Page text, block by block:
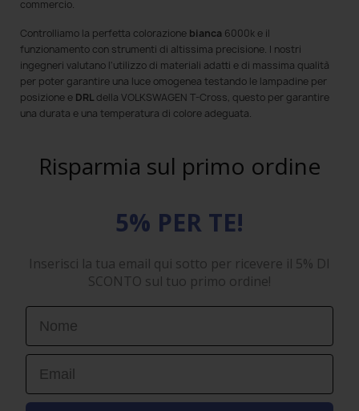
commercio.
Controlliamo la perfetta colorazione bianca 6000k e il
funzionamento con strumenti di altissima precisione. I nostri
ingegneri valutano l'utilizzo di materiali adatti e di massima qualità
per poter garantire una luce omogenea testando le lampadine per
posizione e DRL della VOLKSWAGEN T-Cross, questo per garantire
una durata e una temperatura di colore adeguata.
Risparmia sul primo ordine
5% PER TE!
Inserisci la tua email qui sotto per ricevere il 5% DI
SCONTO sul tuo primo ordine!
First Name
Email